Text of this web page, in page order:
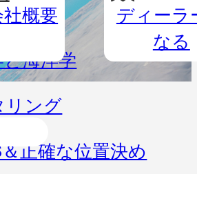
業
海洋学
リング
正確な位置決め
間 水路
概要
ディーラ
なる